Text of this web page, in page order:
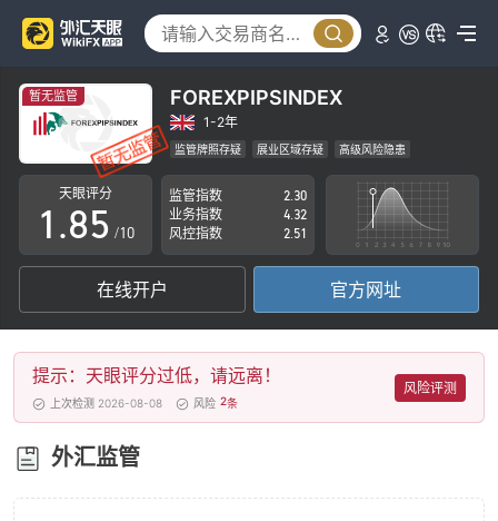
暂无监管 FOREXPIPSINDEX
1-2年
监管牌照存疑 展业区域存疑 高级风险隐患
天眼评分
0
1
2
3
4
5
6
7
.
4
5
6
7
8
9
1
2
3
4
5
6
7
8
9
/10
监管指数
2.30
业务指数
4.32
风控指数
2.51
在线开户 官方网址
提示：天眼评分过低，请远离！
上次检测 2026-08-08 风险 2条
风险评测
外汇监管